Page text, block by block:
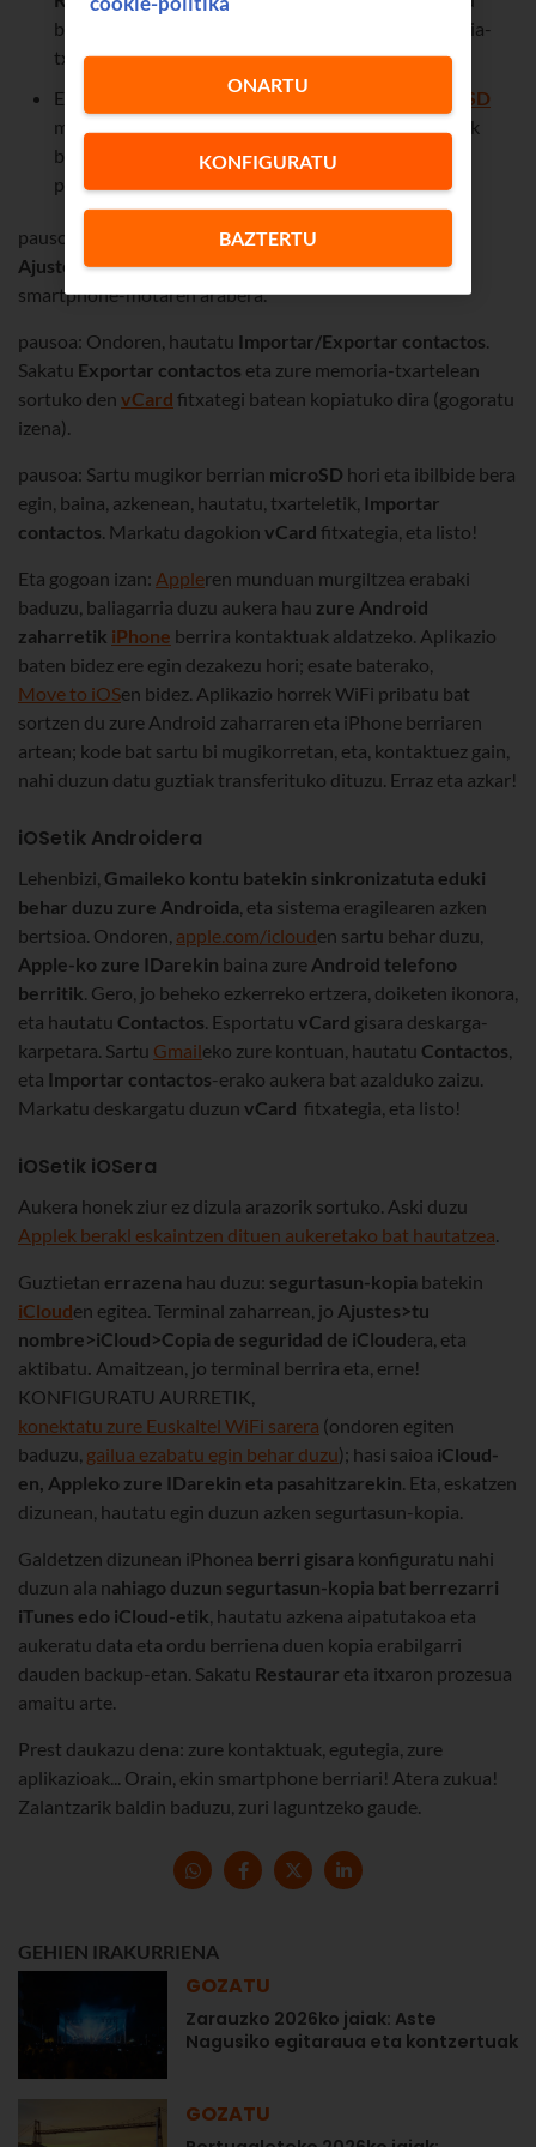
bazaizu, hori da aukerarik onena, ez baituzu memoria-
txartelik behar kontaktuak gordetzeko.
Ez baduzu erabili nahi Googleko kontu bera,
microSD
memoria-txartel bat aukera egokia duzu kontaktuak
batetik bestera aldatzeko. Hona eman beharreko
pausoak:
pausoa: Mugikor zaharrean, joContactos
Ajustes
edoAdministrar contactosedoMás, daukazun
smartphone-motaren arabera.
pausoa: Ondoren, hautatu Importar/Exportar contactos.
Sakatu Exportar contactos eta zure memoria-txartelean
sortuko den vCard fitxategi batean kopiatuko dira (gogoratu
izena).
pausoa: Sartu mugikor berrian microSD hori eta ibilbide bera
egin, baina, azkenean, hautatu, txarteletik, Importar
contactos. Markatu dagokion vCard fitxategia, eta listo!
Eta gogoan izan: Appleren munduan murgiltzea erabaki
baduzu, baliagarria duzu aukera hau zure Android
zaharretik iPhone berrira kontaktuak aldatzeko. Aplikazio
baten bidez ere egin dezakezu hori; esate baterako,
Move to iOSen bidez. Aplikazio horrek WiFi pribatu bat
sortzen du zure Android zaharraren eta iPhone berriaren
artean; kode bat sartu bi mugikorretan, eta, kontaktuez gain,
nahi duzun datu guztiak transferituko dituzu. Erraz eta azkar!
iOSetik Androidera
Lehenbizi, Gmaileko kontu batekin sinkronizatuta eduki
behar duzu zure Androida, eta sistema eragilearen azken
bertsioa. Ondoren, apple.com/iclouden sartu behar duzu,
Apple-ko zure IDarekin baina zure Android telefono
berritik. Gero, jo beheko ezkerreko ertzera, doiketen ikonora,
eta hautatu Contactos. Esportatu vCard gisara deskarga-
karpetara. Sartu Gmaileko zure kontuan, hautatu Contactos,
eta Importar contactos-erako aukera bat azalduko zaizu.
Markatu deskargatu duzun vCard fitxategia, eta listo!
iOSetik iOSera
Aukera honek ziur ez dizula arazorik sortuko. Aski duzu
Applek berakl eskaintzen dituen aukeretako bat hautatzea.
Guztietan errazena hau duzu: segurtasun-kopia batekin
iClouden egitea. Terminal zaharrean, jo Ajustes>tu
nombre>iCloud>Copia de seguridad de iCloudera, eta
aktibatu. Amaitzean, jo terminal berrira eta, erne!
KONFIGURATU AURRETIK,
konektatu zure Euskaltel WiFi sarera (ondoren egiten
baduzu, gailua ezabatu egin behar duzu); hasi saioa iCloud-
en, Appleko zure IDarekin eta pasahitzarekin. Eta, eskatzen
dizunean, hautatu egin duzun azken segurtasun-kopia.
Galdetzen dizunean iPhonea berri gisara konfiguratu nahi
duzun ala nahiago duzun segurtasun-kopia bat berrezarri
iTunes edo iCloud-etik, hautatu azkena aipatutakoa eta
aukeratu data eta ordu berriena duen kopia erabilgarri
dauden backup-etan. Sakatu Restaurar eta itxaron prozesua
amaitu arte.
Prest daukazu dena: zure kontaktuak, egutegia, zure
aplikazioak... Orain, ekin smartphone berriari! Atera zukua!
Zalantzarik baldin baduzu, zuri laguntzeko gaude.
GEHIEN IRAKURRIENA
GOZATU
Zarauzko 2026ko jaiak: Aste
Nagusiko egitaraua eta kontzertuak
GOZATU
KONFIGURATU
BAZTERTU
ONARTU